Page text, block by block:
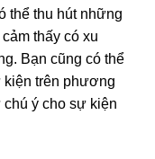
thể thu hút những
thấy có xu
Bạn cũng có thể
kiện trên phương
chú ý cho sự kiện